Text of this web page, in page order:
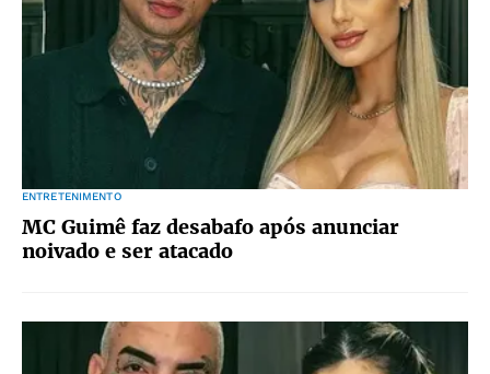
ENTRETENIMENTO
MC Guimê faz desabafo após anunciar
noivado e ser atacado